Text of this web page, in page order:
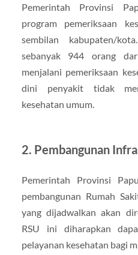
Pemerintah Provinsi
program pemeriksaan
sembilan kabupaten/
sebanyak 944 orang
menjalani pemeriksaan
dini penyakit tidak
kesehatan umum.
2. Pembangunan
Pemerintah Provinsi
pembangunan Rumah
yang dijadwalkan akan
RSU ini diharapkan
pelayanan kesehatan bagi